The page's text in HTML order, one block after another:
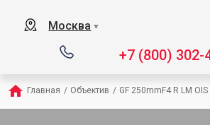
Москва ▼
+7 (800) 302-
Главная / Объектив / GF 250mmF4 R LM OIS